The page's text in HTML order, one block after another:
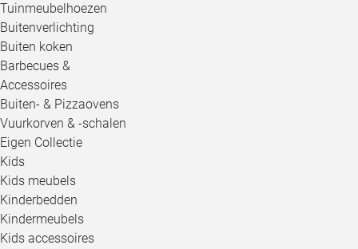
Tuinmeubelhoezen
Buitenverlichting
Buiten koken
Barbecues &
Accessoires
Buiten- & Pizzaovens
Vuurkorven & -schalen
Eigen Collectie
Kids
Kids meubels
Kinderbedden
Kindermeubels
Kids accessoires